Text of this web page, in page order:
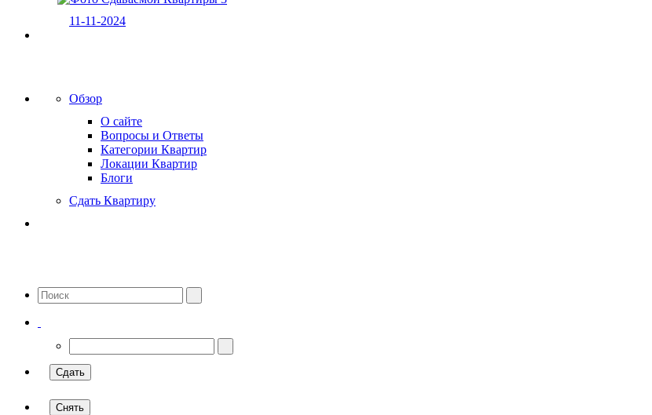
11-11-2024
Обзор
О сайте
Вопросы и Ответы
Категории Квартир
Локации Квартир
Блоги
Сдать Квартиру
Сдать
Снять